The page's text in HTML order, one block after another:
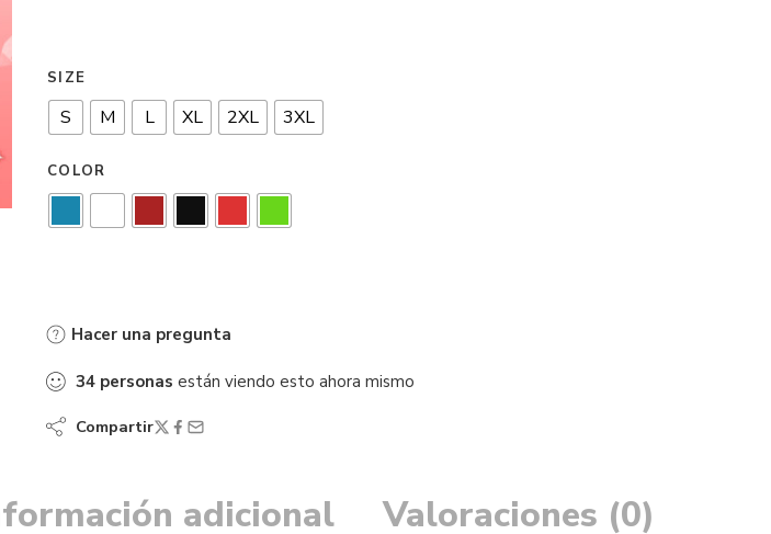
SIZE
S M L XL 2XL 3XL
COLOR
Hacer una pregunta
34 personas están viendo esto ahora mismo
Compartir
adicional Valoraciones (0)